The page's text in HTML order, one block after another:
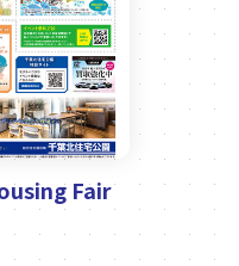
Fair